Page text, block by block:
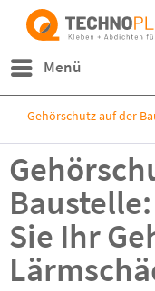
Menü
Gehörschutz auf der
Sie Ihr